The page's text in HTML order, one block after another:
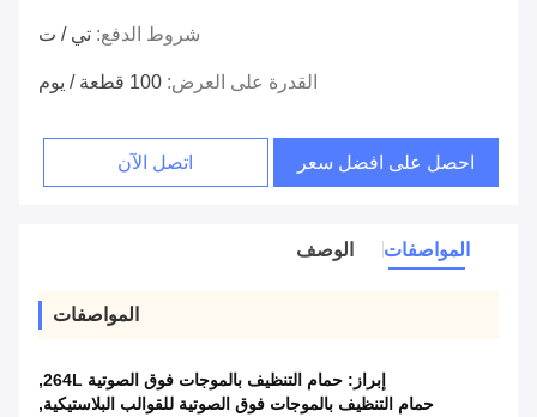
شروط الدفع: تي / ت
القدرة على العرض: 100 قطعة / يوم
احصل على افضل سعر اتصل الآن
المواصفات الوصف
المواصفات
إبراز: حمام التنظيف بالموجات فوق الصوتية 264L
,
حمام التنظيف بالموجات فوق الصوتية للقوالب البلاستيكية,